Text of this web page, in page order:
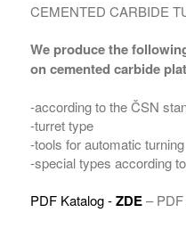
CEMENTED CARBIDE
We produce the
on cemented carbide
-according to the ČSN
-turret type
-tools for automatic turning
-special types according
PDF Katalog -ZDE–